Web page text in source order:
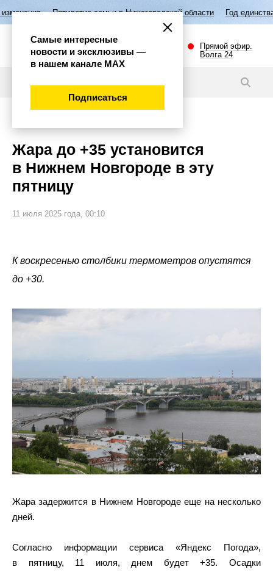
семьи в Нижегородской области Год единства народов
Прямой эфир.
Волга 24
Жара до +35 установится
в Нижнем Новгороде в эту
пятницу
11 июля 2025 года, 00:10
К воскресенью столбики термометров опустятся
до +30.
Жара задержится в Нижнем Новгороде еще на несколько
дней.
Согласно информации сервиса «Яндекс Погода»,
в пятницу, 11 июля, днем будет +35. Осадки
Самые интересные
новости и эксклюзивы —
в нашем канале МАХ
Подписаться